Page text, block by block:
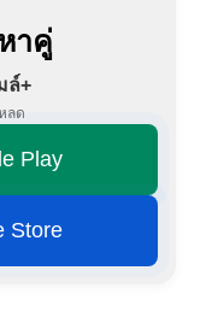
าคู่
ล์+
ลด
Play
Store